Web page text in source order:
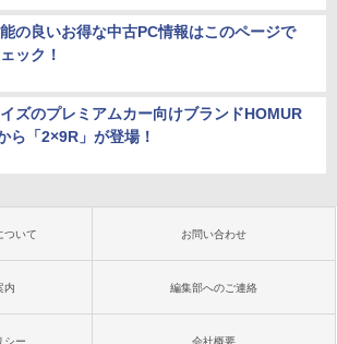
の良いお得な中古PC情報はこのページで
ック！
ズのプレミアムカー向けブランドHOMUR
ら「2×9R」が登場！
ついて お問い合わせ
内 編集部へのご連絡
シー 会社概要